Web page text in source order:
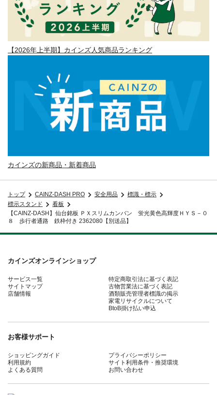
【2026年上半期】カインズ人気商品ランキング
カインズの新商品・新着商品
トップ CAINZ-DASH PRO 安全用品
標識・標示
標示スタンド
看板
【CAINZ-DASH】仙台銘板 ＰＸスリムカンバン 蛍光黄色高輝度ＨＹＳ－０
８ 歩行者通路 鉄枠付き 2362080【別送品】
カインズオンラインショップ
サービス一覧
サイトマップ
店舗情報
特定商取引法に基づく表記
古物営業法に基づく表記
酒類販売管理者標識の掲示
家電リサイクルについて
BtoB掛け払い申込
お客様サポート
ショッピングガイド
利用規約
よくある質問
プライバシーポリシー
サイト利用条件・推奨環境
お問い合わせ